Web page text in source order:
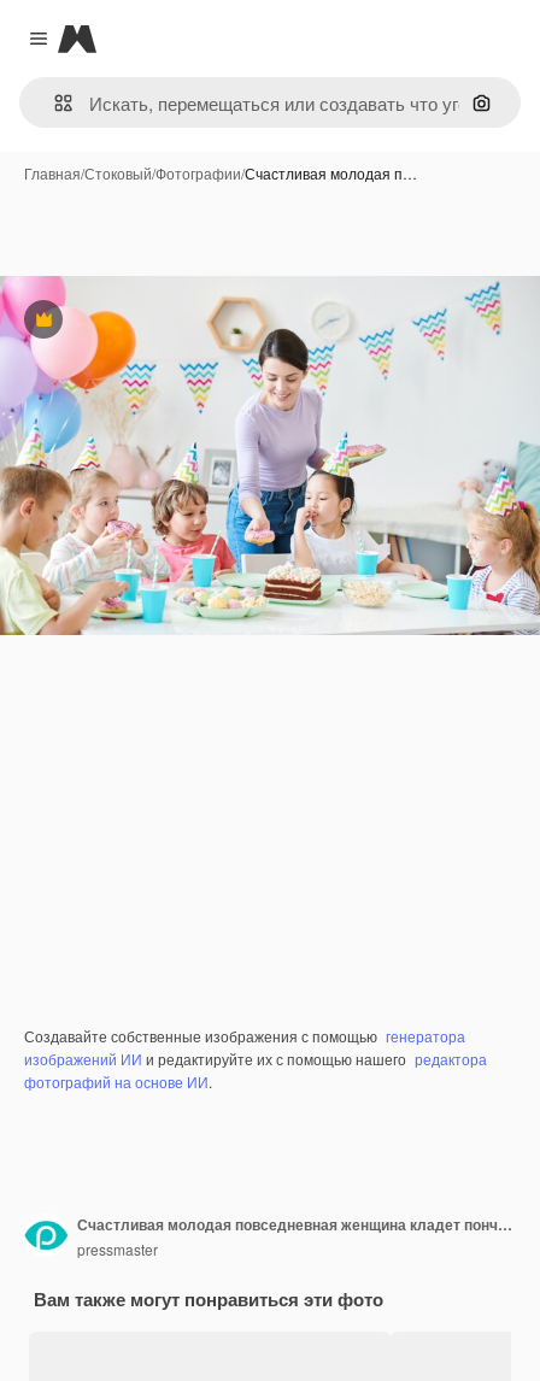
Close menu
Magnific
Поиск
Главная/Стоковый/Фотографии/Счастливая молодая п…
Премиум
Создавайте собственные изображения с помощью генератора
изображений ИИ и редактируйте их с помощью нашего редактора
фотографий на основе ИИ.
Счастливая молодая повседневная женщина кладет пончик на сервированный стол, подавая его на день рождения для маленьких детей
pressmaster
Вам также могут понравиться эти фото